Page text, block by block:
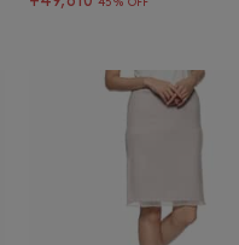
45% OFF